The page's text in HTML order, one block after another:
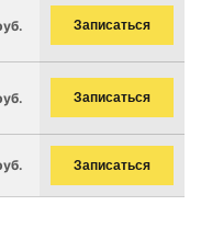
Записаться
Записаться
Записаться